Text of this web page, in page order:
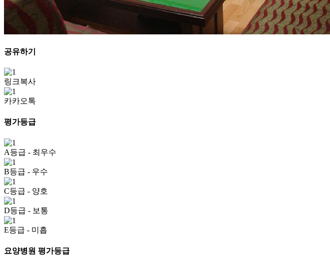
공유하기
링크복사
카카오톡
평가등급
A등급 - 최우수
B등급 - 우수
C등급 - 양호
D등급 - 보통
E등급 - 미흡
요양병원 평가등급